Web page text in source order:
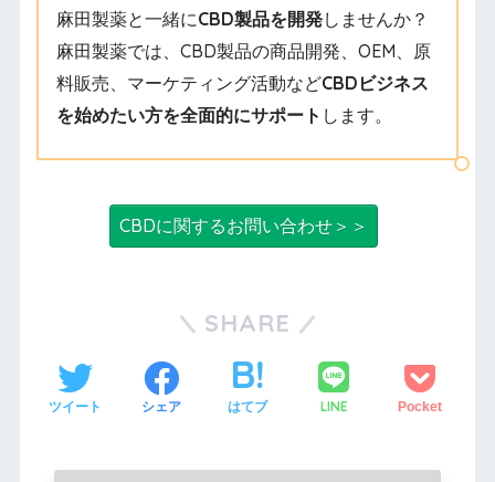
麻田製薬と一緒にCBD製品を開発しませんか？
麻田製薬では、CBD製品の商品開発、OEM、原
料販売、マーケティング活動などCBDビジネス
を始めたい方を全面的にサポート します。
CBDに関するお問い合わせ＞＞
SHARE
ツイート シェア はてブ LINE Pocket